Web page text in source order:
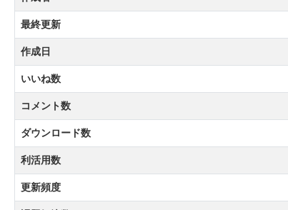
最終更新
作成日
いいね数
コメント数
ダウンロード数
利活用数
更新頻度